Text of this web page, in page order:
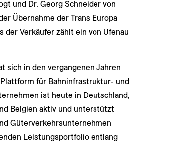
und Dr. Georg Schneider von
Übernahme der Trans Europa
der Verkäufer zählt ein von Ufenau
sich in den vergangenen Jahren
für Bahninfrastruktur- und
ist heute in Deutschland,
Belgien aktiv und unterstützt
Güterverkehrsunternehmen
Leistungsportfolio entlang